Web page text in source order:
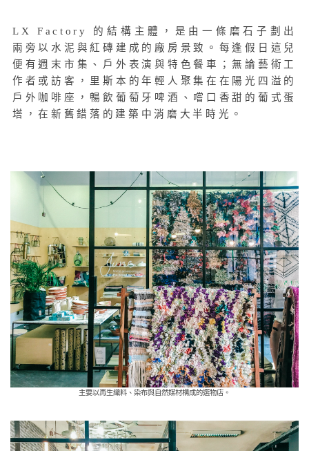
LX Factory 的結構主體，是由一條磨石子劃出
兩旁以水泥與紅磚建成的廠房景致。每逢假日這兒
便有週末市集、戶外表演與特色餐車；無論藝術工
作者或訪客，里斯本的年輕人聚集在在陽光四溢的
戶外咖啡座，暢飲葡萄牙啤酒、嚐口香甜的葡式蛋
塔，在新舊錯落的建築中消磨大半時光。
主要以再生織料、染布與自然媒材構成的選物店。